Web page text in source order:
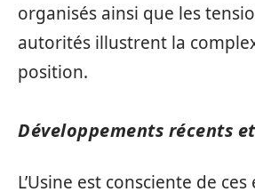
organisés ainsi que les
autorités illustrent la
position.
Développements récents
L’Usine est consciente de